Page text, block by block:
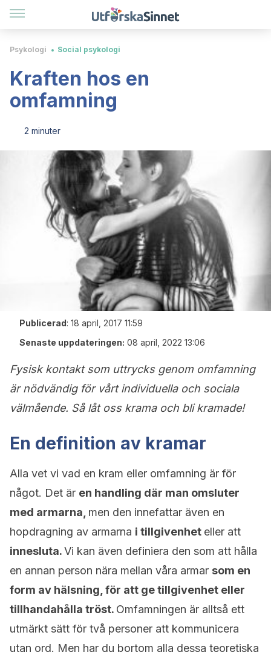
Psykologi Social psykologi
Kraften hos en
omfamning
2 minuter
Publicerad: 18 april, 2017 11:59
Senaste uppdateringen: 08 april, 2022 13:06
Fysisk kontakt som uttrycks genom omfamning
är nödvändig för vårt individuella och sociala
välmående. Så låt oss krama och bli kramade!
En definition av kramar
Alla vet vi vad en kram eller omfamning är för
något. Det är en handling där man omsluter
med armarna, men den innefattar även en
hopdragning av armarna i tillgivenhet eller att
innesluta.Vi kan även definiera den som att hålla
en annan person nära mellan våra armar som en
form av hälsning, för att ge tillgivenhet eller
tillhandahålla tröst. Omfamningen är alltså ett
utmärkt sätt för två personer att kommunicera
utan ord. Men har du bortom alla dessa teoretiska